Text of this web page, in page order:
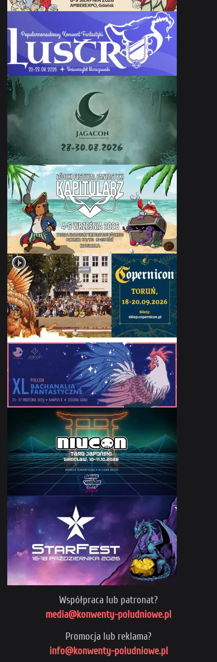
Współpraca lub patronat?
media@konwenty-poludniowe.pl
Promocja lub reklama?
info@konwenty-poludniowe.pl